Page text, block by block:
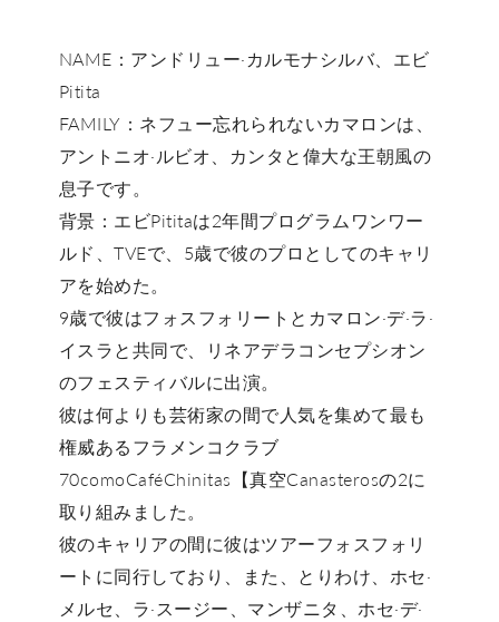
NAME：アンドリュー·カルモナシルバ、エビ
Pitita
FAMILY：ネフュー忘れられないカマロンは、
アントニオ·ルビオ、カンタと偉大な王朝風の
息子です。
背景：エビPititaは2年間プログラムワンワー
ルド、TVEで、5歳で彼のプロとしてのキャリ
アを始めた。
9歳で彼はフォスフォリートとカマロン·デ·ラ·
イスラと共同で、リネアデラコンセプシオン
のフェスティバルに出演。
彼は何よりも芸術家の間で人気を集めて最も
権威あるフラメンコクラブ
70comoCaféChinitas【真空Canasterosの2に
取り組みました。
彼のキャリアの間に彼はツアーフォスフォリ
ートに同行しており、また、とりわけ、ホセ·
メルセ、ラ·スージー、マンザニタ、ホセ·デ·